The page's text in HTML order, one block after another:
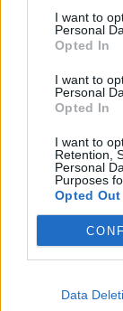
I want to
Personal
Opted In
I want to
Personal
Opted In
I want to
Retention,
Personal
Purposes
Opted Out
Data